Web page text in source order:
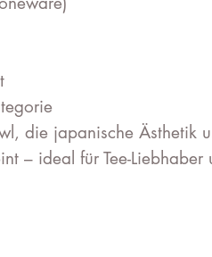
die japanische Ästhetik
– ideal für Tee-Liebhaber